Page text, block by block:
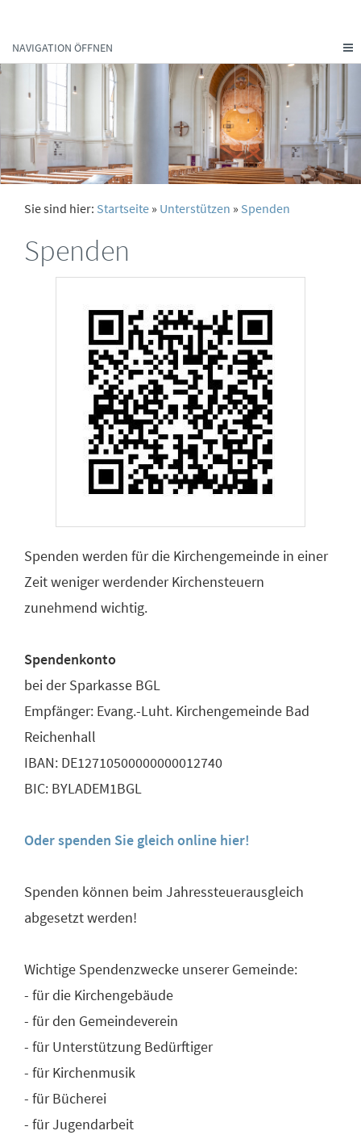
NAVIGATION ÖFFNEN
Sie sind hier: Startseite » Unterstützen » Spenden
Spenden
Spenden werden für die Kirchengemeinde in einer
Zeit weniger werdender Kirchensteuern
zunehmend wichtig.
Spendenkonto
bei der Sparkasse BGL
Empfänger: Evang.-Luht. Kirchengemeinde Bad
Reichenhall
IBAN: DE12710500000000012740
BIC: BYLADEM1BGL
Oder spenden Sie gleich online hier!
Spenden können beim Jahressteuerausgleich
abgesetzt werden!
Wichtige Spendenzwecke unserer Gemeinde:
- für die Kirchengebäude
- für den Gemeindeverein
- für Unterstützung Bedürftiger
- für Kirchenmusik
- für Bücherei
- für Jugendarbeit